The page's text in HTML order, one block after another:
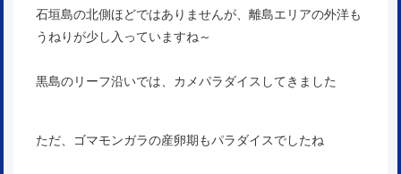
石垣島の北側ほどではありませんが、離島エリアの外洋も
うねりが少し入っていますね～
黒島のリーフ沿いでは、カメパラダイスしてきました
ただ、ゴマモンガラの産卵期もパラダイスでしたね